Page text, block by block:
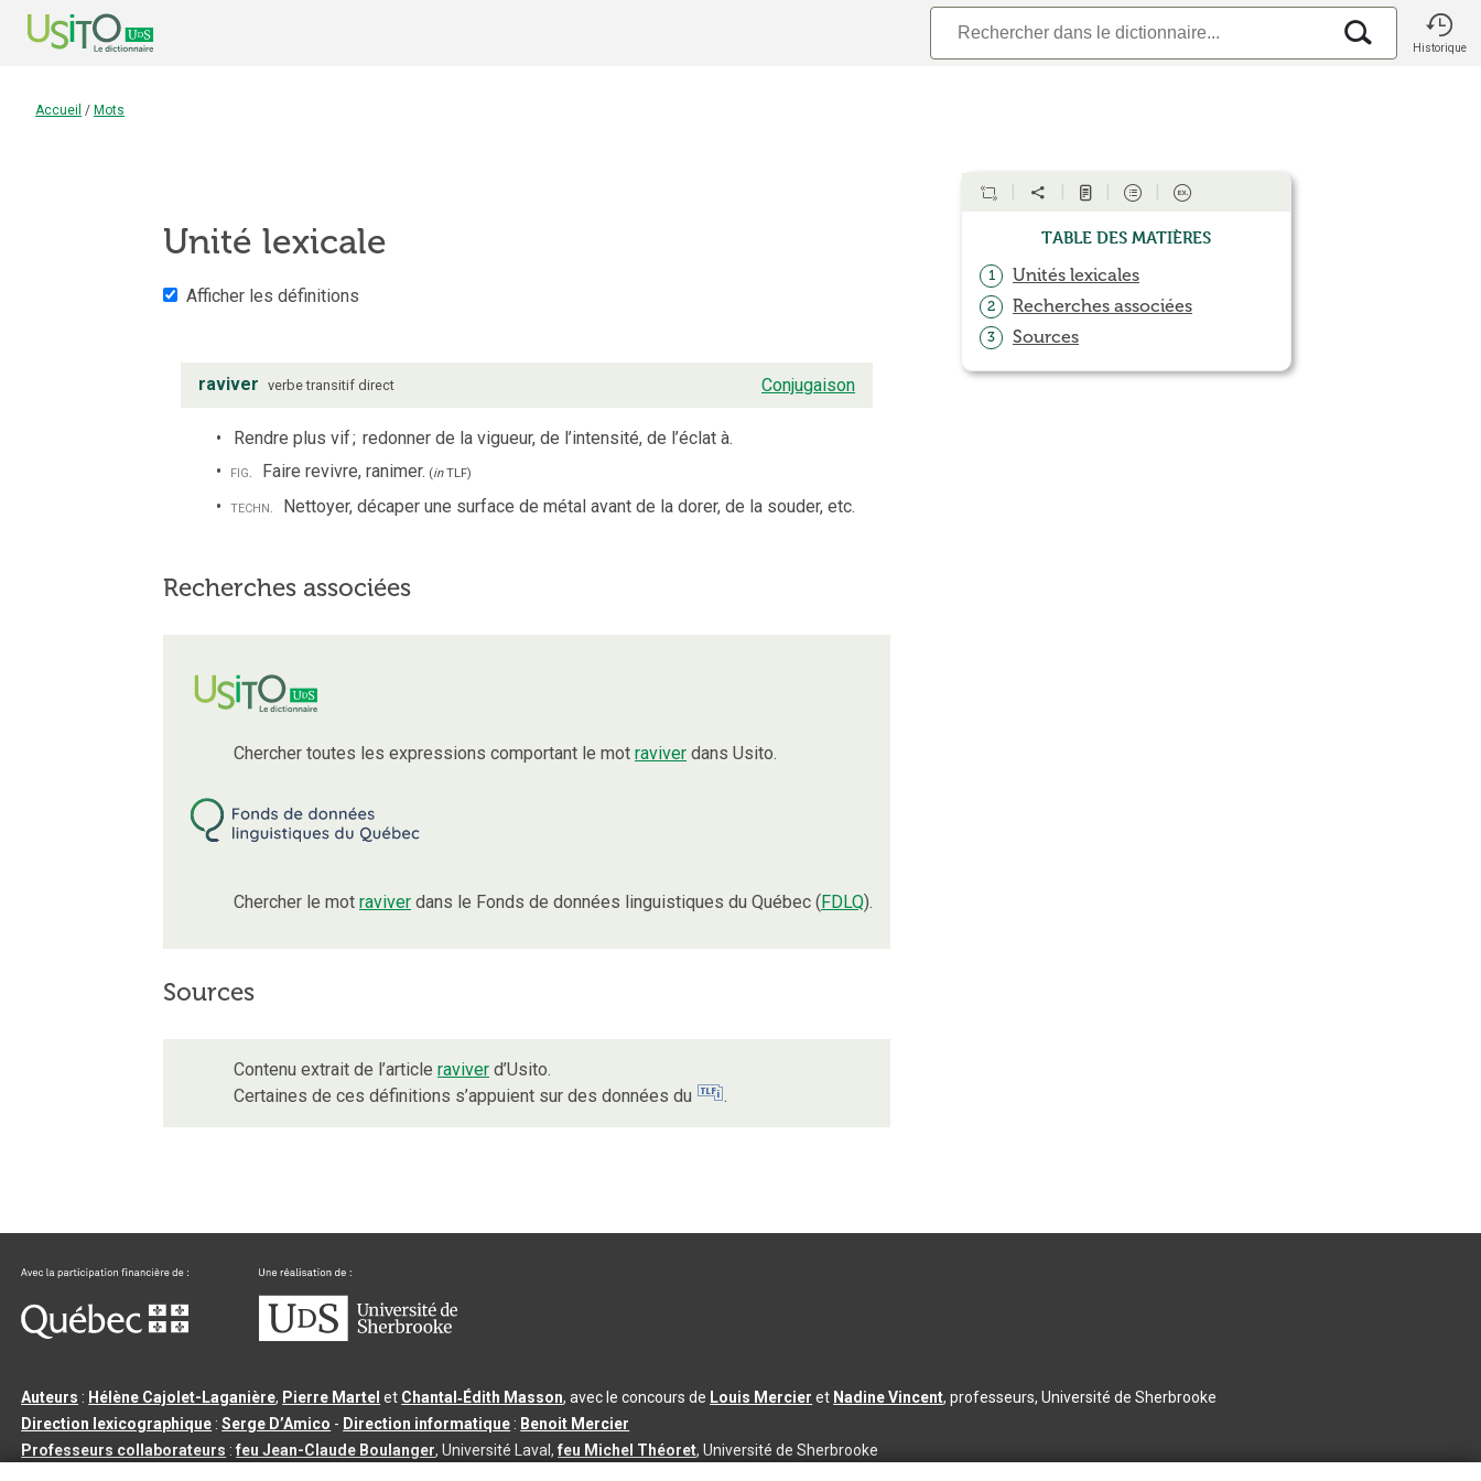
Historique
Accueil / Mots
Unité lexicale
Afficher les définitions
raviver verbe transitif direct Conjugaison
Rendre plus vif; redonner de la vigueur, de l’intensité, de l’éclat à.
fig. Faire revivre, ranimer. (inTLF)
techn. Nettoyer, décaper une surface de métal avant de la dorer, de la souder, etc.
Recherches associées
Chercher toutes les expressions comportant le mot raviver dans Usito.
Chercher le mot raviver dans le Fonds de données linguistiques du Québec (FDLQ).
Sources
Contenu extrait de l’article raviver d’Usito.
Certaines de ces définitions s’appuient sur des données du
.
Table des matières
1 Unités lexicales
2 Recherches associées
3 Sources
Auteurs : Hélène Cajolet-Laganière, Pierre Martel et Chantal‑Édith Masson, avec le concours de Louis Mercier et Nadine Vincent, professeurs, Université de Sherbrooke
Direction lexicographique :Serge D’Amico - Direction informatique : Benoit Mercier
Professeurs collaborateurs :feu Jean-Claude Boulanger, Université Laval,feu Michel Théoret, Université de Sherbrooke